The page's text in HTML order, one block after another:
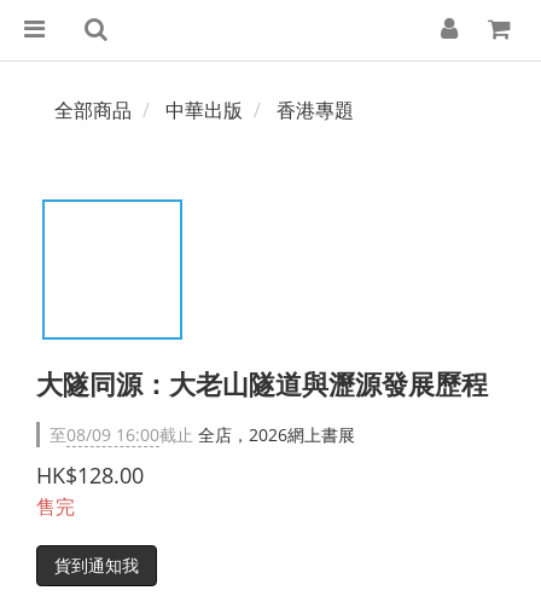
全部商品 中華出版 香港專題
大隧同源：大老山隧道與瀝源發展歷程
至08/09 16:00截止 全店，2026網上書展
HK$128.00
售完
貨到通知我